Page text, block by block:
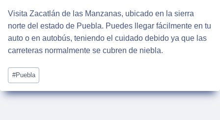
Visita Zacatlán de las Manzanas, ubicado en la sierra
norte del estado de Puebla. Puedes llegar fácilmente en tu
auto o en autobús, teniendo el cuidado debido ya que las
carreteras normalmente se cubren de niebla.
Post
Tags:
#Puebla